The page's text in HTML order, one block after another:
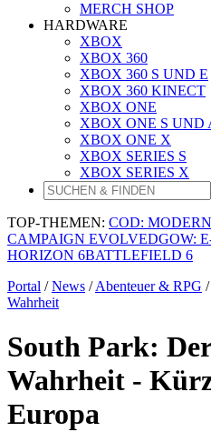
MERCH SHOP
HARDWARE
XBOX
XBOX 360
XBOX 360 S UND E
XBOX 360 KINECT
XBOX ONE
XBOX ONE S
XBOX ONE X
XBOX SERIES S
XBOX SERIES X
TOP-THEMEN: COD:
CAMPAIGN EVOLVEDGOW:
HORIZON 6BATTLEFIELD 6
Portal /News /Abenteuer & RPG /
Wahrheit
South Park:
Wahrheit -
Europa